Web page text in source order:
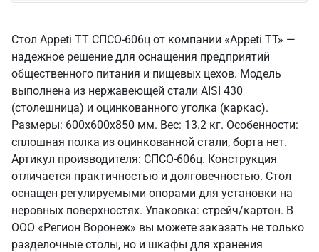
Стол Appeti ТТ СПСО-606ц от компании «Appeti ТТ» —
надежное решение для оснащения предприятий
общественного питания и пищевых цехов. Модель
выполнена из нержавеющей стали AISI 430
(столешница) и оцинкованного уголка (каркас).
Размеры: 600x600x850 мм. Вес: 13.2 кг. Особенности:
сплошная полка из оцинкованной стали, борта нет.
Артикул производителя: СПСО-606ц. Конструкция
отличается практичностью и долговечностью. Стол
оснащен регулируемыми опорами для установки на
неровных поверхностях. Упаковка: стрейч/картон. В
ООО «Регион Воронеж» вы можете заказать не только
разделочные столы, но и шкафы для хранения